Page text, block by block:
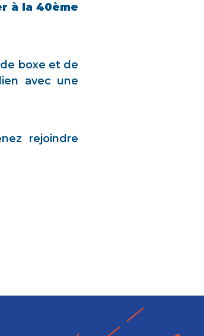
à la 40ème
boxe et de
avec une
rejoindre